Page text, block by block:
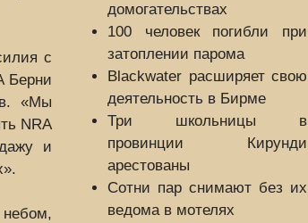
с
Берни
«Мы
NRA
и
домогательствах
100 человек погибли при
затоплении парома
Blackwater расширяет свою
деятельность в Бирме
Три школьницы в
провинции Кирунди
арестованы
Сотни пар снимают без их
ведома в мотелях